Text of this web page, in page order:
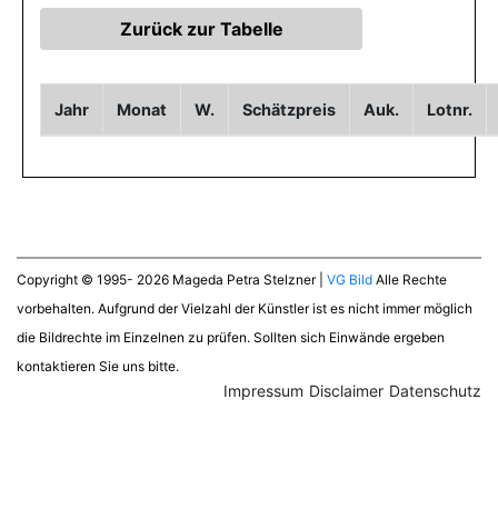
Jahr Monat W. Schätzpreis Auk. Lotnr.
Copyright © 1995- 2026 Mageda Petra Stelzner | VG Bild Alle Rechte
vorbehalten. Aufgrund der Vielzahl der Künstler ist es nicht immer möglich
die Bildrechte im Einzelnen zu prüfen. Sollten sich Einwände ergeben
kontaktieren Sie uns bitte.
Datenschutz
Disclaimer
Impressum